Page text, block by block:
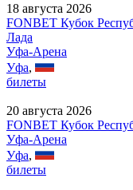
18 августа 2026
FONBET Кубок
Лада
Уфа-Арена
Уфа,
билеты
20 августа 2026
FONBET Кубок
Уфа-Арена
Уфа,
билеты